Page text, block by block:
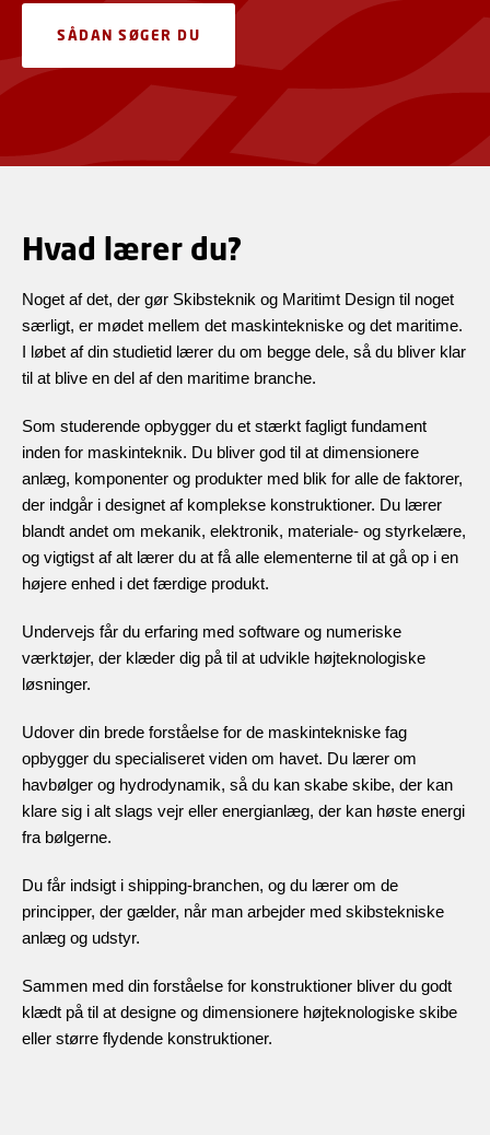
SÅDAN SØGER DU
Hvad lærer du?
Noget af det, der gør Skibsteknik og Maritimt Design til noget
særligt, er mødet mellem det maskintekniske og det maritime.
I løbet af din studietid lærer du om begge dele, så du bliver klar
til at blive en del af den maritime branche.
Som studerende opbygger du et stærkt fagligt fundament
inden for maskinteknik. Du bliver god til at dimensionere
anlæg, komponenter og produkter med blik for alle de faktorer,
der indgår i designet af komplekse konstruktioner. Du lærer
blandt andet om mekanik, elektronik, materiale- og styrkelære,
og vigtigst af alt lærer du at få alle elementerne til at gå op i en
højere enhed i det færdige produkt.
Undervejs får du erfaring med software og numeriske
værktøjer, der klæder dig på til at udvikle højteknologiske
løsninger.
Udover din brede forståelse for de maskintekniske fag
opbygger du specialiseret viden om havet. Du lærer om
havbølger og hydrodynamik, så du kan skabe skibe, der kan
klare sig i alt slags vejr eller energianlæg, der kan høste energi
fra bølgerne.
Du får indsigt i shipping-branchen, og du lærer om de
principper, der gælder, når man arbejder med skibstekniske
anlæg og udstyr.
Sammen med din forståelse for konstruktioner bliver du godt
klædt på til at designe og dimensionere højteknologiske skibe
eller større flydende konstruktioner.